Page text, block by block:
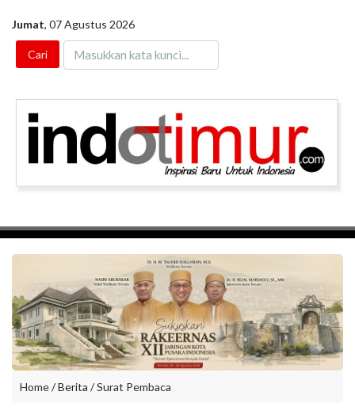
Jumat, 07 Agustus 2026
Toggle navigation
Home/ Berita /Surat Pembaca